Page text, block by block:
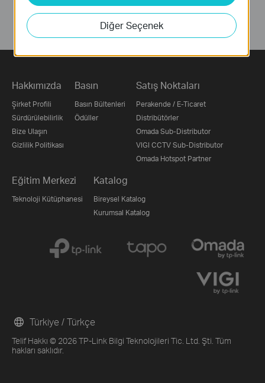
Hakkımızda
Şirket Profili
Sürdürülebilirlik
Bize Ulaşın
Gizlilik Politikası
Basın
Basın Bültenleri
Ödüller
Satış Noktaları
Perakende / E-Ticaret
Distribütörler
Omada Sub-Distributor
VIGI CCTV Sub-Distributor
Omada Hotspot Partner
Eğitim Merkezi
Teknoloji Kütüphanesi
Katalog
Bireysel Katalog
Kurumsal Katalog
Telif Hakkı © 2026 TP-Link Bilgi Teknolojileri Tic. Ltd. Şti. Tüm
hakları saklıdır.
Türkiye / Türkçe
Diğer Seçenek